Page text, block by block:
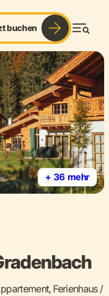
buchen
+ 36 mehr
Ferienhaus /